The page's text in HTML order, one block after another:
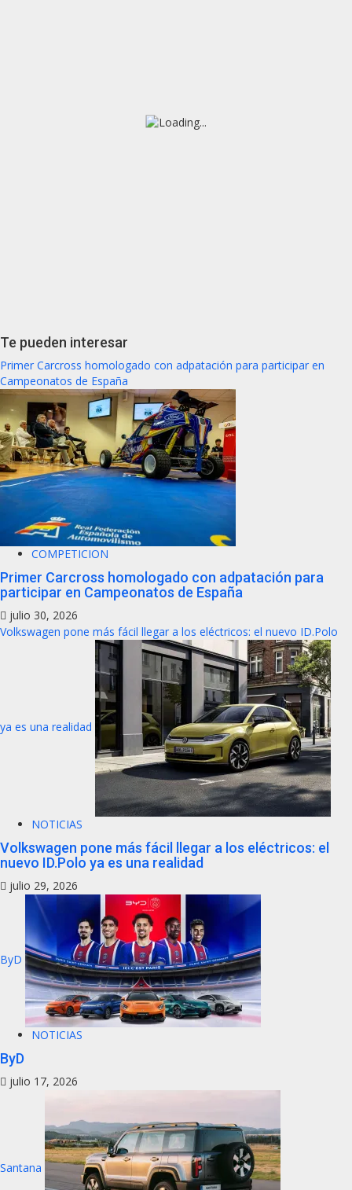
Te pueden interesar
Primer Carcross homologado con adpatación para participar en
Campeonatos de España
COMPETICION
Primer Carcross homologado con adpatación para
participar en Campeonatos de España
julio 30, 2026
Volkswagen pone más fácil llegar a los eléctricos: el nuevo ID.Polo
ya es una realidad
NOTICIAS
Volkswagen pone más fácil llegar a los eléctricos: el
nuevo ID.Polo ya es una realidad
julio 29, 2026
ByD
NOTICIAS
ByD
julio 17, 2026
Santana